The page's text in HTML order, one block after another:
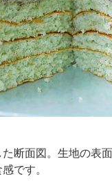
断面図。生地の表
です。